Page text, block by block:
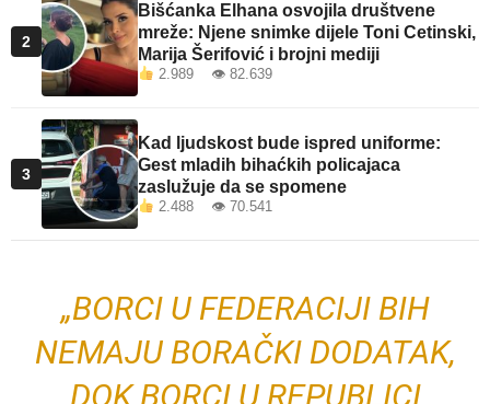
2
Bišćanka Elhana osvojila društvene
mreže: Njene snimke dijele Toni Cetinski,
Marija Šerifović i brojni mediji
2.989 👁 82.639
3
Kad ljudskost bude ispred uniforme:
Gest mladih bihaćkih policajaca
zaslužuje da se spomene
2.488 👁 70.541
„BORCI U FEDERACIJI BIH
NEMAJU BORAČKI DODATAK,
DOK BORCI U REPUBLICI